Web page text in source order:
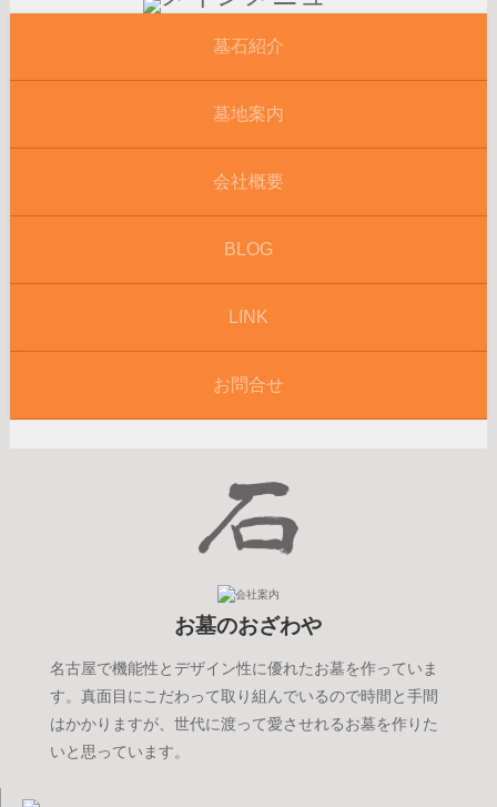
墓石紹介
墓地案内
会社概要
BLOG
LINK
お問合せ
お墓のおざわや
名古屋で機能性とデザイン性に優れたお墓を作っていま
す。真面目にこだわって取り組んでいるので時間と手間
はかかりますが、世代に渡って愛させれるお墓を作りた
いと思っています。